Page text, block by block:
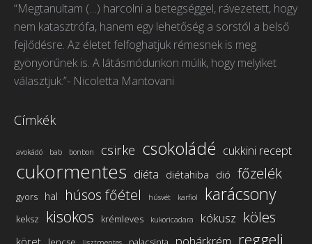
opens
in
new
window
opens
in
new
window
opens
in
new
window
opens
in
new
window
“Megtanultam (…) harcolni a betegséggel, rávezetett, hogy
nem katasztrófa, hanem egy lehetőség a sorstól a belső
fejlődésre. Az életet felfoghatjuk rémesnek is meg
gyönyörűnek is. A látásmódunkon múlik, hogy melyiket
választjuk.”- Nicoletta Mantovani
Címkék
avokádó bab bonbon csirke csokoládé cukkini recept
cukormentes diéta diétahiba dió főzelék
gyors hal húsos főétel húsvét karfiol karácsony
keksz kisokos krémleves kukoricadara kókusz köles
reggeli